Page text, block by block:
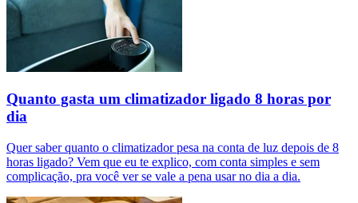
Quanto gasta um climatizador ligado 8 horas por
dia
Quer saber quanto o climatizador pesa na conta de luz depois de 8
horas ligado? Vem que eu te explico, com conta simples e sem
complicação, pra você ver se vale a pena usar no dia a dia.